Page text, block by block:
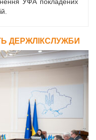
ДЕРЖЛІКСЛУЖБИ